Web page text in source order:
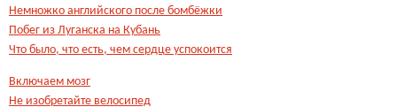
Немножко английского после бомбёжки
Побег из Луганска на Кубань
Что было, что есть, чем сердце успокоится
Включаем мозг
Не изобретайте велосипед